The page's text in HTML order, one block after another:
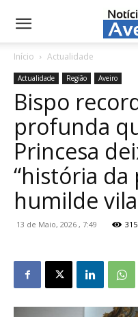
NotíciasdeAveiro.pt
Início Actualidade
Actualidade Região Aveiro
Bispo
profunda
Princesa
“história da
humilde
13 de Maio, 2026 , 7:49 315